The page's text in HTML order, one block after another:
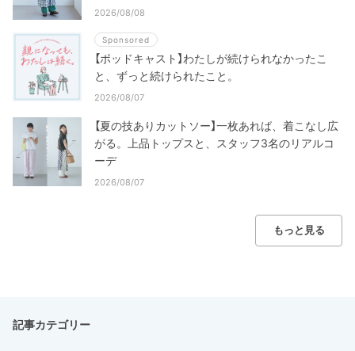
2026/08/08
Sponsored
【ポッドキャスト】わたしが続けられなかったこ
と、ずっと続けられたこと。
2026/08/07
【夏の技ありカットソー】一枚あれば、着こなし広
がる。上品トップスと、スタッフ3名のリアルコ
ーデ
2026/08/07
もっと見る
記事カテゴリー